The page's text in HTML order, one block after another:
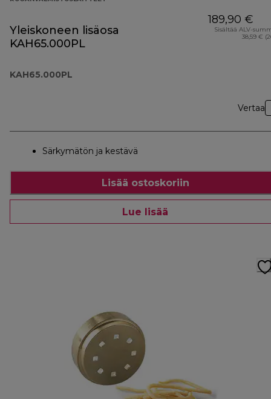
Yleiskoneen lisäosa
KAH65.000PL
KAH65.000PL
189,90 €
Sisältää ALV-
38,59 €
Vertaa
Särkymätön ja kestävä
Lisää ostoskoriin
Lue lisää